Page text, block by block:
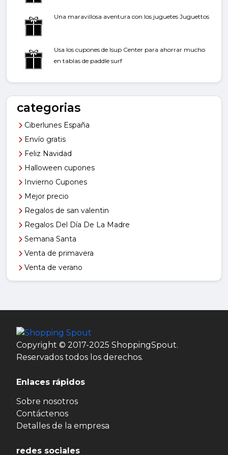
Una maravillosa aventura con los juguetes Juguettos
Usa los cupones de Isup Center para ahorrar mucho
en tablas de paddle surf
categorias
Ciberlunes España
Envío gratis
Feliz Navidad
Halloween cupones
Invierno Cupones
Mejor precio
Regalos de san valentin
Regalos Del Día De La Madre
Semana Santa
Venta de primavera
Venta de verano
Copyright © 2017-2025 ShoppingSpout.
Reservados todos los derechos.
Enlaces rápidos
Sobre nosotros
Contáctenos
Detalles de la empresa
redes sociales